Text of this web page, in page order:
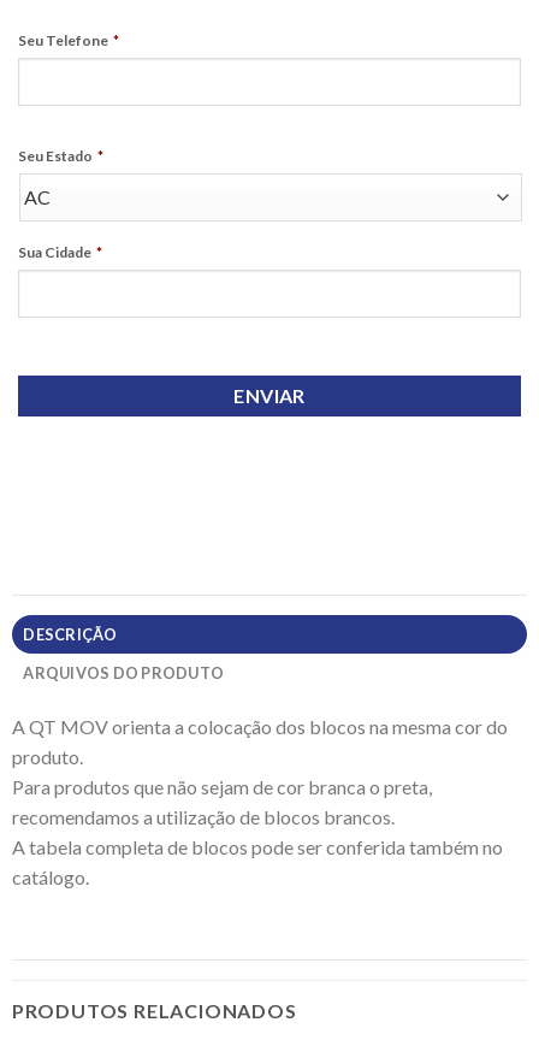
Seu Telefone *
Seu Estado *
Sua Cidade *
DESCRIÇÃO
ARQUIVOS DO PRODUTO
A QT MOV orienta a colocação dos blocos na mesma cor do
produto.
Para produtos que não sejam de cor branca o preta,
recomendamos a utilização de blocos brancos.
A tabela completa de blocos pode ser conferida também no
catálogo.
PRODUTOS RELACIONADOS